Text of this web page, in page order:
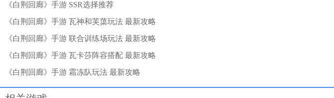
《白荆回廊》手游 SSR选择推荐
《白荆回廊》手游 瓦神和芙蕖玩法 最新攻略
《白荆回廊》手游 联合训练场玩法 最新攻略
《白荆回廊》手游 瓦卡莎阵容搭配 最新攻略
《白荆回廊》手游 霜冻队玩法 最新攻略